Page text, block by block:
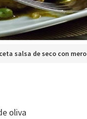
salsa de seco con mero
oliva